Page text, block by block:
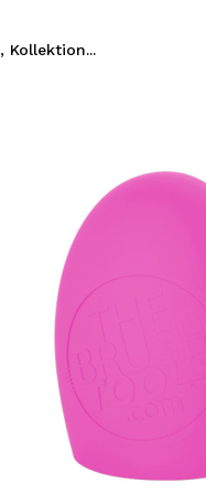
Ich habe hier kein
ICH
Durch die Erstellung
Einkäufe schnell
ALEMAN
colori